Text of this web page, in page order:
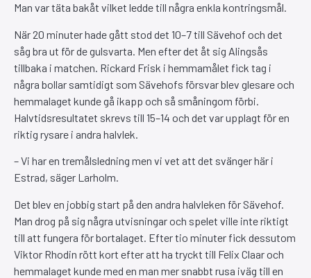
Man var täta bakåt vilket ledde till några enkla kontringsmål.
När 20 minuter hade gått stod det 10–7 till Sävehof och det
såg bra ut för de gulsvarta. Men efter det åt sig Alingsås
tillbaka i matchen. Rickard Frisk i hemmamålet fick tag i
några bollar samtidigt som Sävehofs försvar blev glesare och
hemmalaget kunde gå ikapp och så småningom förbi.
Halvtidsresultatet skrevs till 15–14 och det var upplagt för en
riktig rysare i andra halvlek.
– Vi har en tremålsledning men vi vet att det svänger här i
Estrad, säger Larholm.
Det blev en jobbig start på den andra halvleken för Sävehof.
Man drog på sig några utvisningar och spelet ville inte riktigt
till att fungera för bortalaget. Efter tio minuter fick dessutom
Viktor Rhodin rött kort efter att ha tryckt till Felix Claar och
hemmalaget kunde med en man mer snabbt rusa iväg till en